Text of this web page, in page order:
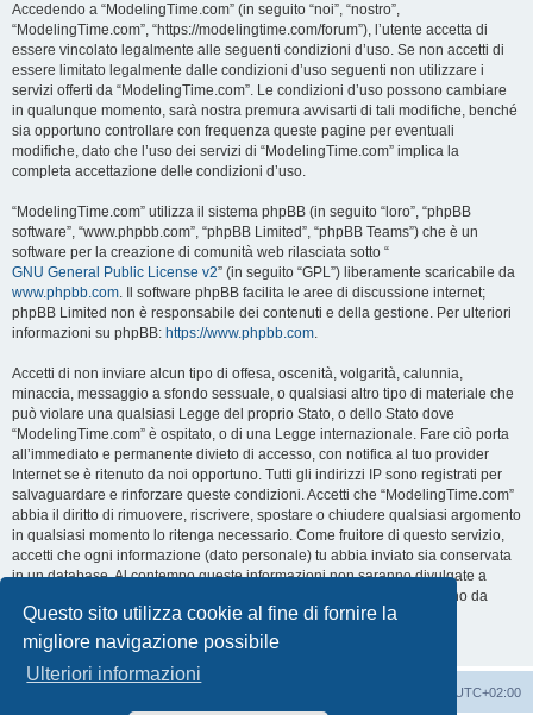
Questo sito utilizza cookie al fine di fornire la
migliore navigazione possibile
Ulteriori informazioni
Accedendo a “ModelingTime.com” (in seguito “noi”, “nostro”,
“ModelingTime.com”, “https://modelingtime.com/forum”), l’utente accetta di
essere vincolato legalmente alle seguenti condizioni d’uso. Se non accetti di
essere limitato legalmente dalle condizioni d’uso seguenti non utilizzare i
servizi offerti da “ModelingTime.com”. Le condizioni d’uso possono cambiare
in qualunque momento, sarà nostra premura avvisarti di tali modifiche, benché
sia opportuno controllare con frequenza queste pagine per eventuali
modifiche, dato che l’uso dei servizi di “ModelingTime.com” implica la
completa accettazione delle condizioni d’uso.
“ModelingTime.com” utilizza il sistema phpBB (in seguito “loro”, “phpBB
software”, “www.phpbb.com”, “phpBB Limited”, “phpBB Teams”) che è un
software per la creazione di comunità web rilasciata sotto “
GNU General Public License v2” (in seguito “GPL”) liberamente scaricabile da
www.phpbb.com. Il software phpBB facilita le aree di discussione internet;
phpBB Limited non è responsabile dei contenuti e della gestione. Per ulteriori
informazioni su phpBB: https://www.phpbb.com.
Accetti di non inviare alcun tipo di offesa, oscenità, volgarità, calunnia,
minaccia, messaggio a sfondo sessuale, o qualsiasi altro tipo di materiale che
può violare una qualsiasi Legge del proprio Stato, o dello Stato dove
“ModelingTime.com” è ospitato, o di una Legge internazionale. Fare ciò porta
all’immediato e permanente divieto di accesso, con notifica al tuo provider
Internet se è ritenuto da noi opportuno. Tutti gli indirizzi IP sono registrati per
salvaguardare e rinforzare queste condizioni. Accetti che “ModelingTime.com”
abbia il diritto di rimuovere, riscrivere, spostare o chiudere qualsiasi argomento
in qualsiasi momento lo ritenga necessario. Come fruitore di questo servizio,
accetti che ogni informazione (dato personale) tu abbia inviato sia conservata
in un database. Al contempo queste informazioni non saranno divulgate a
nessuno senza il tuo consenso, né “ModelingTime.com” o phpBB sono da
ritenersi responsabili per qualsiasi violazione al sistema che possa
compromettere queste informazioni.
UTC+02:00